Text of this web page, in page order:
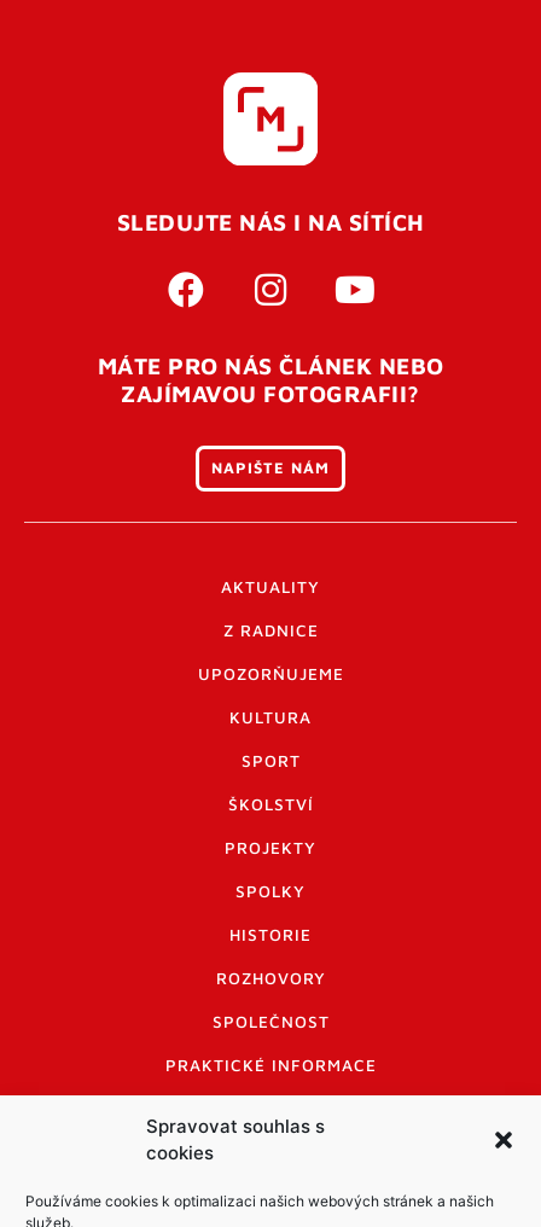
Spravovat souhlas s
cookies
Používáme cookies k optimalizaci našich webových stránek a našich
služeb.
Pro úspěšné dokončení registrace je potřeba
vaší e-mailovouadresu. Po úspěšném odeslání
otevření tohoto odkazu se váš účet ověří a můžete se
přihlásit. Nezapomeňte zkontrolovat složku SPAM ve
SLEDUJTE NÁS I NA SÍTÍCH
MÁTE PRO NÁS ČLÁNEK NEBO
ZAJÍMAVOU FOTOGRAFII?
NAPIŠTE NÁM
AKTUALITY
Z RADNICE
UPOZORŇUJEME
KULTURA
SPORT
ŠKOLSTVÍ
PROJEKTY
SPOLKY
HISTORIE
ROZHOVORY
SPOLEČNOST
PRAKTICKÉ INFORMACE
INFORMACE A KODEX DISKUTUJÍCÍCH
LOGO A LOGO MANUÁL